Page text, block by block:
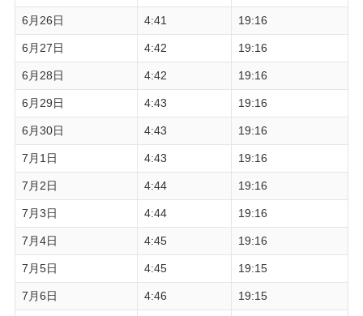
6月26日 4:41 19:16
6月27日 4:42 19:16
6月28日 4:42 19:16
6月29日 4:43 19:16
6月30日 4:43 19:16
7月1日 4:43 19:16
7月2日 4:44 19:16
7月3日 4:44 19:16
7月4日 4:45 19:16
7月5日 4:45 19:15
7月6日 4:46 19:15